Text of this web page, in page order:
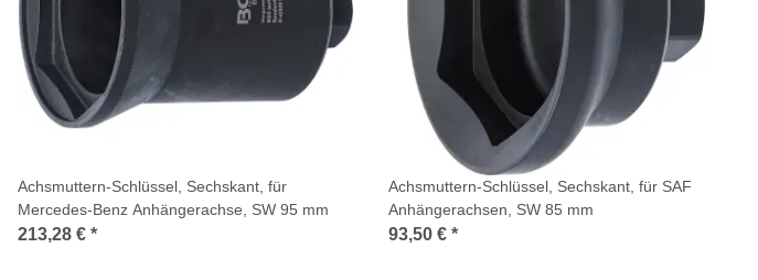
Achsmuttern-Schlüssel, Sechskant, für
Mercedes-Benz Anhängerachse, SW 95 mm
213,28 € *
Achsmuttern-Schlüssel, Sechskant, für SAF
Anhängerachsen, SW 85 mm
93,50 € *